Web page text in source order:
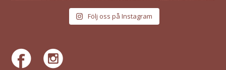
Följ oss på Instagram